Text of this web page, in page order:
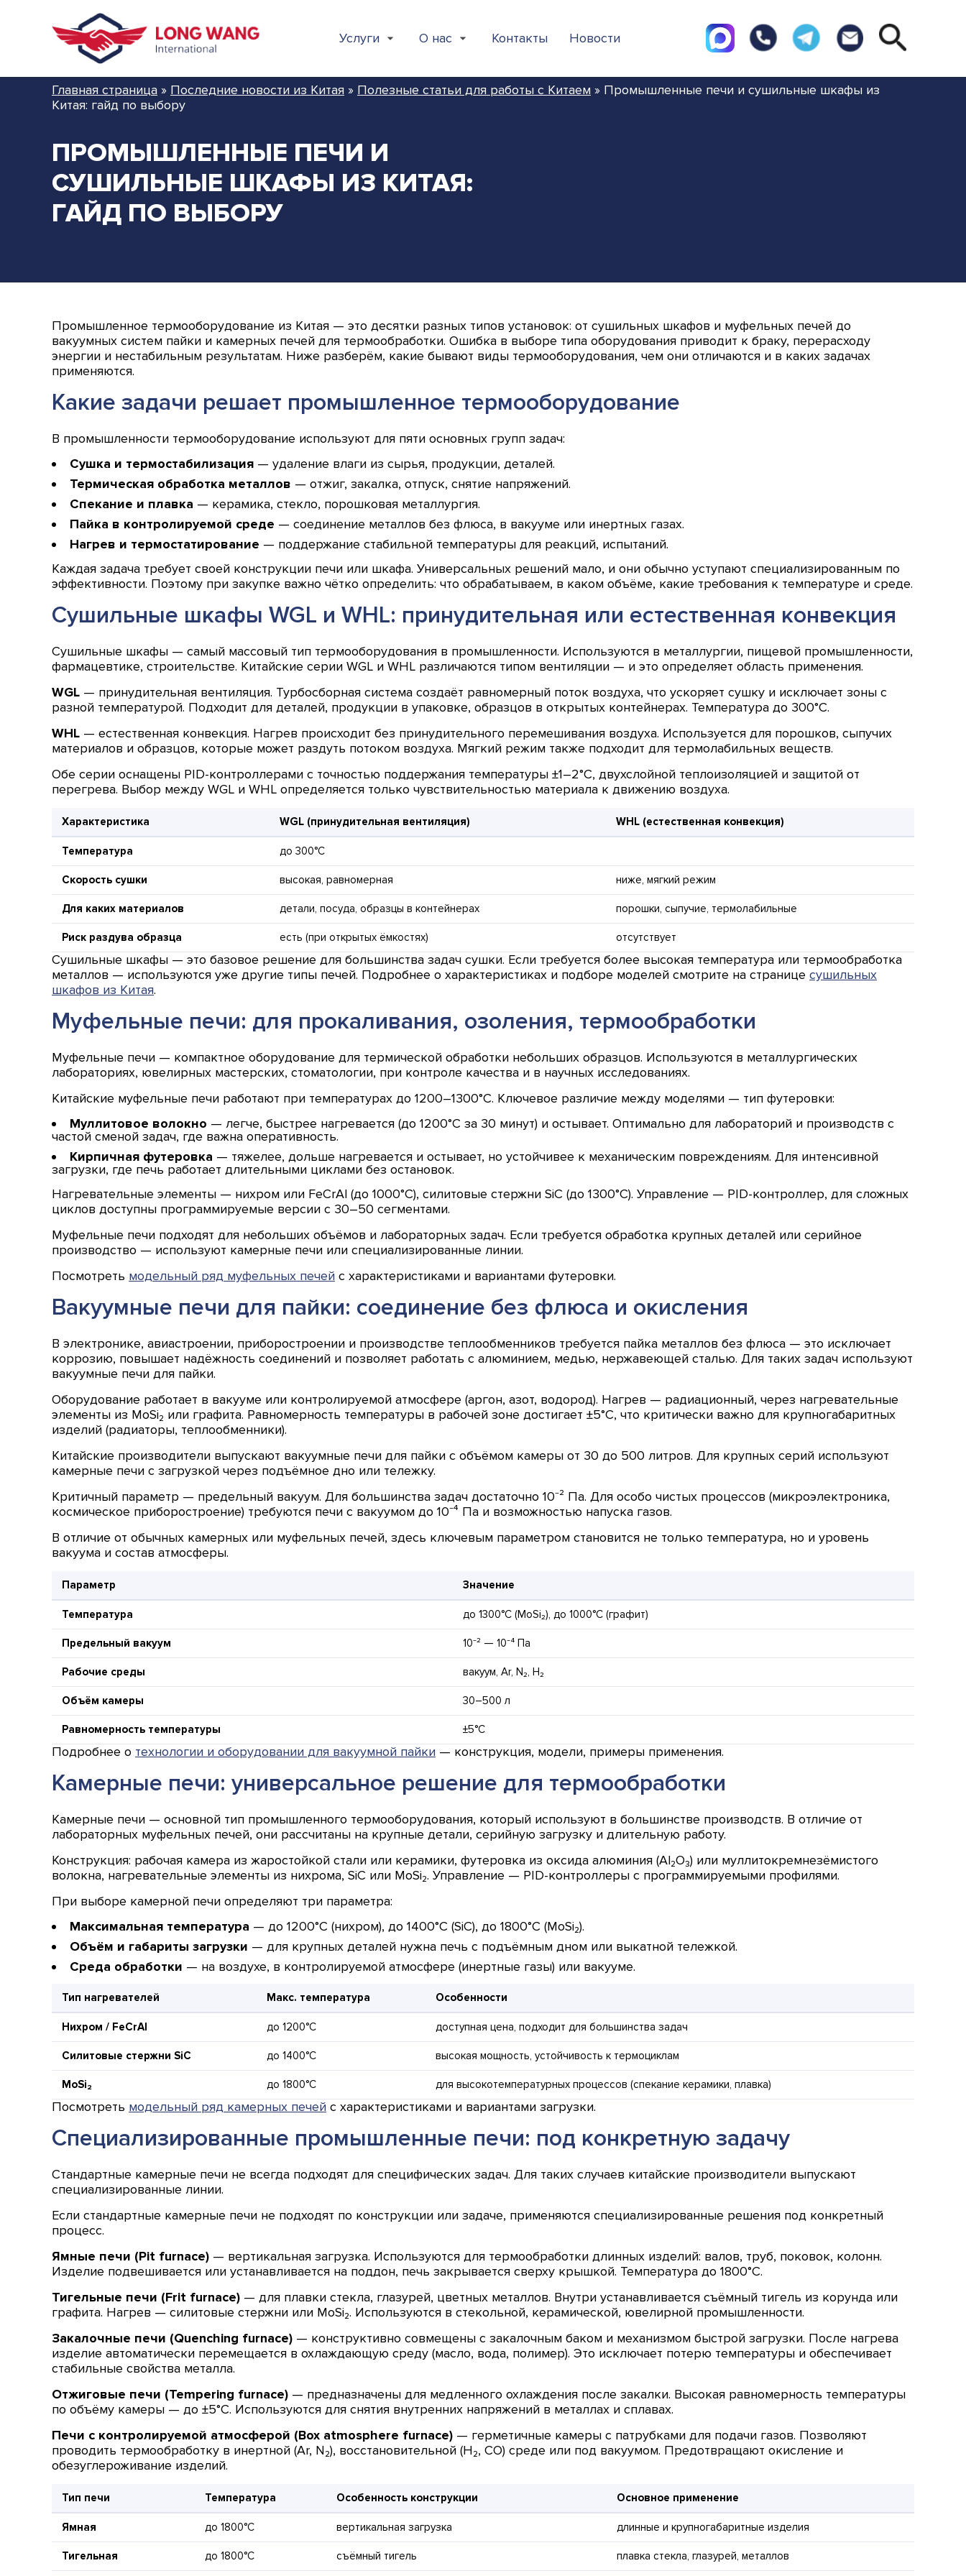
Услуги О нас Контакты Новости
Главная страница » Последние новости из Китая » Полезные статьи для работы с Китаем » Промышленные печи и сушильные шкафы из
Китая: гайд по выбору
ПРОМЫШЛЕННЫЕ ПЕЧИ И
СУШИЛЬНЫЕ ШКАФЫ ИЗ КИТАЯ:
ГАЙД ПО ВЫБОРУ
Промышленное термооборудование из Китая — это десятки разных типов установок: от сушильных шкафов и муфельных печей до
вакуумных систем пайки и камерных печей для термообработки. Ошибка в выборе типа оборудования приводит к браку, перерасходу
энергии и нестабильным результатам. Ниже разберём, какие бывают виды термооборудования, чем они отличаются и в каких задачах
применяются.
Какие задачи решает промышленное термооборудование
В промышленности термооборудование используют для пяти основных групп задач:
Сушка и термостабилизация — удаление влаги из сырья, продукции, деталей.
Термическая обработка металлов — отжиг, закалка, отпуск, снятие напряжений.
Спекание и плавка — керамика, стекло, порошковая металлургия.
Пайка в контролируемой среде — соединение металлов без флюса, в вакууме или инертных газах.
Нагрев и термостатирование — поддержание стабильной температуры для реакций, испытаний.
Каждая задача требует своей конструкции печи или шкафа. Универсальных решений мало, и они обычно уступают специализированным по
эффективности. Поэтому при закупке важно чётко определить: что обрабатываем, в каком объёме, какие требования к температуре и среде.
Сушильные шкафы WGL и WHL: принудительная или естественная конвекция
Сушильные шкафы — самый массовый тип термооборудования в промышленности. Используются в металлургии, пищевой промышленности,
фармацевтике, строительстве. Китайские серии WGL и WHL различаются типом вентиляции — и это определяет область применения.
WGL — принудительная вентиляция. Турбосборная система создаёт равномерный поток воздуха, что ускоряет сушку и исключает зоны с
разной температурой. Подходит для деталей, продукции в упаковке, образцов в открытых контейнерах. Температура до 300°C.
WHL — естественная конвекция. Нагрев происходит без принудительного перемешивания воздуха. Используется для порошков, сыпучих
материалов и образцов, которые может раздуть потоком воздуха. Мягкий режим также подходит для термолабильных веществ.
Обе серии оснащены PID-контроллерами с точностью поддержания температуры ±1–2°C, двухслойной теплоизоляцией и защитой от
перегрева. Выбор между WGL и WHL определяется только чувствительностью материала к движению воздуха.
Характеристика WGL (принудительная вентиляция) WHL (естественная конвекция)
Температура до 300°C
Скорость сушки высокая, равномерная ниже, мягкий режим
Для каких материалов детали, посуда, образцы в контейнерах порошки, сыпучие, термолабильные
Риск раздува образца есть (при открытых ёмкостях) отсутствует
Сушильные шкафы — это базовое решение для большинства задач сушки. Если требуется более высокая температура или термообработка
металлов — используются уже другие типы печей. Подробнее о характеристиках и подборе моделей смотрите на странице сушильных
шкафов из Китая.
Муфельные печи: для прокаливания, озоления, термообработки
Муфельные печи — компактное оборудование для термической обработки небольших образцов. Используются в металлургических
лабораториях, ювелирных мастерских, стоматологии, при контроле качества и в научных исследованиях.
Китайские муфельные печи работают при температурах до 1200–1300°C. Ключевое различие между моделями — тип футеровки:
Муллитовое волокно — легче, быстрее нагревается (до 1200°C за 30 минут) и остывает. Оптимально для лабораторий и производств с
частой сменой задач, где важна оперативность.
Кирпичная футеровка — тяжелее, дольше нагревается и остывает, но устойчивее к механическим повреждениям. Для интенсивной
загрузки, где печь работает длительными циклами без остановок.
Нагревательные элементы — нихром или FeCrAl (до 1000°C), силитовые стержни SiC (до 1300°C). Управление — PID-контроллер, для сложных
циклов доступны программируемые версии с 30–50 сегментами.
Муфельные печи подходят для небольших объёмов и лабораторных задач. Если требуется обработка крупных деталей или серийное
производство — используют камерные печи или специализированные линии.
Посмотреть модельный ряд муфельных печей с характеристиками и вариантами футеровки.
Вакуумные печи для пайки: соединение без флюса и окисления
В электронике, авиастроении, приборостроении и производстве теплообменников требуется пайка металлов без флюса — это исключает
коррозию, повышает надёжность соединений и позволяет работать с алюминием, медью, нержавеющей сталью. Для таких задач используют
вакуумные печи для пайки.
Оборудование работает в вакууме или контролируемой атмосфере (аргон, азот, водород). Нагрев — радиационный, через нагревательные
элементы из MoSi₂ или графита. Равномерность температуры в рабочей зоне достигает ±5°C, что критически важно для крупногабаритных
изделий (радиаторы, теплообменники).
Китайские производители выпускают вакуумные печи для пайки с объёмом камеры от 30 до 500 литров. Для крупных серий используют
камерные печи с загрузкой через подъёмное дно или тележку.
Критичный параметр — предельный вакуум. Для большинства задач достаточно 10⁻² Па. Для особо чистых процессов (микроэлектроника,
космическое приборостроение) требуются печи с вакуумом до 10⁻⁴ Па и возможностью напуска газов.
В отличие от обычных камерных или муфельных печей, здесь ключевым параметром становится не только температура, но и уровень
вакуума и состав атмосферы.
Параметр Значение
Температура до 1300°C (MoSi₂), до 1000°C (графит)
Предельный вакуум 10⁻² — 10⁻⁴ Па
Рабочие среды вакуум, Ar, N₂, H₂
Объём камеры 30–500 л
Равномерность температуры ±5°C
Подробнее о технологии и оборудовании для вакуумной пайки — конструкция, модели, примеры применения.
Камерные печи: универсальное решение для термообработки
Камерные печи — основной тип промышленного термооборудования, который используют в большинстве производств. В отличие от
лабораторных муфельных печей, они рассчитаны на крупные детали, серийную загрузку и длительную работу.
Конструкция: рабочая камера из жаростойкой стали или керамики, футеровка из оксида алюминия (Al₂O₃) или муллитокремнезёмистого
волокна, нагревательные элементы из нихрома, SiC или MoSi₂. Управление — PID-контроллеры с программируемыми профилями.
При выборе камерной печи определяют три параметра:
Максимальная температура — до 1200°C (нихром), до 1400°C (SiC), до 1800°C (MoSi₂).
Объём и габариты загрузки — для крупных деталей нужна печь с подъёмным дном или выкатной тележкой.
Среда обработки — на воздухе, в контролируемой атмосфере (инертные газы) или вакууме.
Тип нагревателей Макс. температура Особенности
Нихром / FeCrAl до 1200°C доступная цена, подходит для большинства задач
Силитовые стержни SiC до 1400°C высокая мощность, устойчивость к термоциклам
MoSi₂ до 1800°C для высокотемпературных процессов (спекание керамики, плавка)
Посмотреть модельный ряд камерных печей с характеристиками и вариантами загрузки.
Специализированные промышленные печи: под конкретную задачу
Стандартные камерные печи не всегда подходят для специфических задач. Для таких случаев китайские производители выпускают
специализированные линии.
Если стандартные камерные печи не подходят по конструкции или задаче, применяются специализированные решения под конкретный
процесс.
Ямные печи (Pit furnace) — вертикальная загрузка. Используются для термообработки длинных изделий: валов, труб, поковок, колонн.
Изделие подвешивается или устанавливается на поддон, печь закрывается сверху крышкой. Температура до 1800°C.
Тигельные печи (Frit furnace) — для плавки стекла, глазурей, цветных металлов. Внутри устанавливается съёмный тигель из корунда или
графита. Нагрев — силитовые стержни или MoSi₂. Используются в стекольной, керамической, ювелирной промышленности.
Закалочные печи (Quenching furnace) — конструктивно совмещены с закалочным баком и механизмом быстрой загрузки. После нагрева
изделие автоматически перемещается в охлаждающую среду (масло, вода, полимер). Это исключает потерю температуры и обеспечивает
стабильные свойства металла.
Отжиговые печи (Tempering furnace) — предназначены для медленного охлаждения после закалки. Высокая равномерность температуры
по объёму камеры — до ±5°C. Используются для снятия внутренних напряжений в металлах и сплавах.
Печи с контролируемой атмосферой (Box atmosphere furnace) — герметичные камеры с патрубками для подачи газов. Позволяют
проводить термообработку в инертной (Ar, N₂), восстановительной (H₂, CO) среде или под вакуумом. Предотвращают окисление и
обезуглероживание изделий.
Тип печи Температура Особенность конструкции Основное применение
Ямная до 1800°C вертикальная загрузка длинные и крупногабаритные изделия
Тигельная до 1800°C съёмный тигель плавка стекла, глазурей, металлов